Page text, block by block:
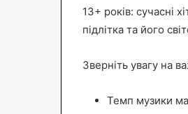
13+ років: сучасні
підлітка та його
Зверніть увагу на
Темп музики